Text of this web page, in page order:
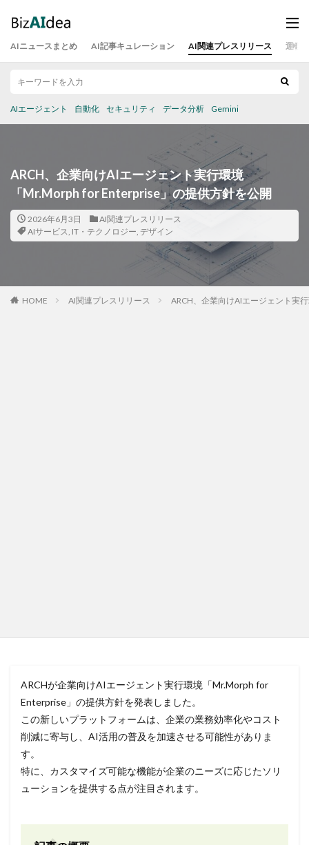
AIニュースまとめ AI記事キュレーション AI関連プレスリリース 運営
AIエージェント 自動化 セキュリティ データ分析 Gemini
ARCH、企業向けAIエージェント実行環境
「Mr.Morph for Enterprise」の提供方針を公開
2026年6月3日
AI関連プレスリリース
AIサービス, IT・テクノロジー, デザイン
HOME AI関連プレスリリース ARCH、企業向けAIエージェント実
ARCHが企業向けAIエージェント実行環境「Mr.Morph for
Enterprise」の提供方針を発表しました。
この新しいプラットフォームは、企業の業務効率化やコスト
削減に寄与し、AI活用の普及を加速させる可能性がありま
す。
特に、カスタマイズ可能な機能が企業のニーズに応じたソリ
ューションを提供する点が注目されます。